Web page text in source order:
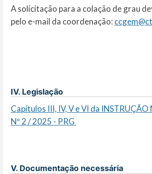
A solicitação para a colação de grau
pelo e-mail da coordenação:
IV. Legislação
Capítulos III, IV, V e VI da
Nº 2 / 2025 - PRG
V. Documentação necessária